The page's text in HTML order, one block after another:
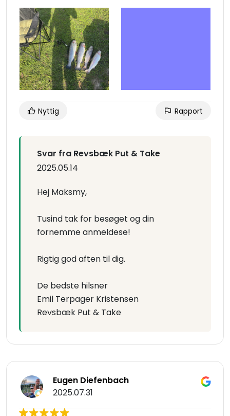
Nyttig Rapport
Svar fra Revsbæk Put & Take
2025.05.14
Hej Maksmy,
Tusind tak for besøget og din
fornemme anmeldese!
Rigtig god aften til dig.
De bedste hilsner
Emil Terpager Kristensen
Revsbæk Put & Take
Eugen Diefenbach
2025.07.31